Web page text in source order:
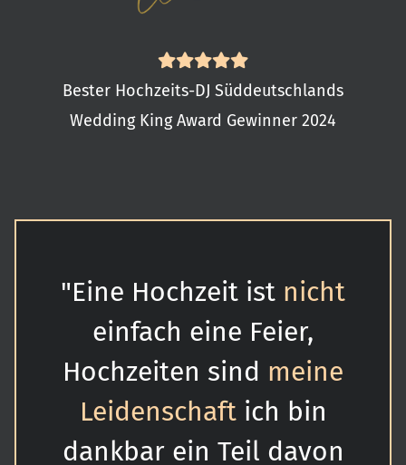
Bester Hochzeits-DJ Süddeutschlands
Wedding King Award Gewinner 2024
"Eine Hochzeit ist nicht
einfach eine Feier,
Hochzeiten sind meine
Leidenschaftich bin
dankbar ein Teil davon